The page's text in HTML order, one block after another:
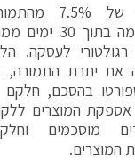
שיעור של
כמקדמה בתוך
רגולטורי לעסקה.
את יתרת התמורה,
בהסכם,
המוצרים
מוסכמים
המוצרים.